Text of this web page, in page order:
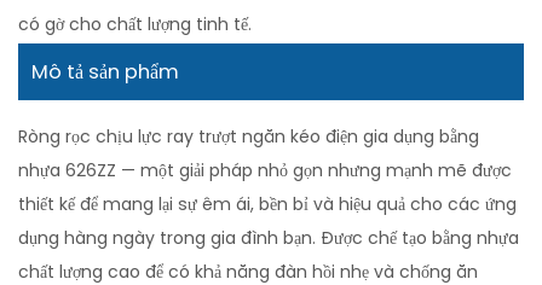
có gờ cho chất lượng tinh tế.
Mô tả sản phẩm
Ròng rọc chịu lực ray trượt ngăn kéo điện gia dụng bằng
nhựa 626ZZ — một giải pháp nhỏ gọn nhưng mạnh mẽ được
thiết kế để mang lại sự êm ái, bền bỉ và hiệu quả cho các ứng
dụng hàng ngày trong gia đình bạn. Được chế tạo bằng nhựa
chất lượng cao để có khả năng đàn hồi nhẹ và chống ăn